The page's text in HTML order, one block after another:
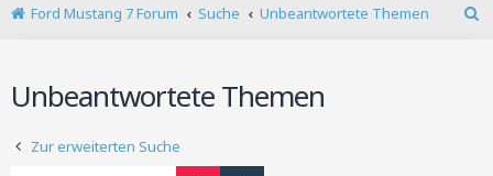
Ford Mustang 7 Forum Suche
Unbeantwortete Themen
Unbeantwortete Themen
Zur erweiterten Suche